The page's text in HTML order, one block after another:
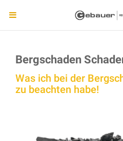
Bergschaden
Was ich bei der
zu beachten habe!